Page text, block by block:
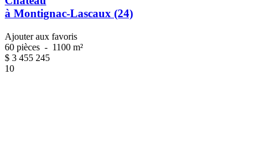
à Montignac-Lascaux (24)
Ajouter aux favoris
60 pièces - 1100 m²
$ 3 455 245
10